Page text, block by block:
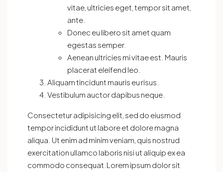
vitae, ultricies eget, tempor sit amet,
ante.
Donec eu libero sit amet quam
egestas semper.
Aenean ultricies mi vitae est. Mauris
placerat eleifend leo.
Aliquam tincidunt mauris eu risus.
Vestibulum auctor dapibus neque.
Consectetur adipisicing elit, sed do eiusmod
tempor incididunt ut labore et dolore magna
aliqua. Ut enim ad minim veniam, quis nostrud
exercitation ullamco laboris nisi ut aliquip ex ea
commodo consequat.Lorem ipsum dolor sit